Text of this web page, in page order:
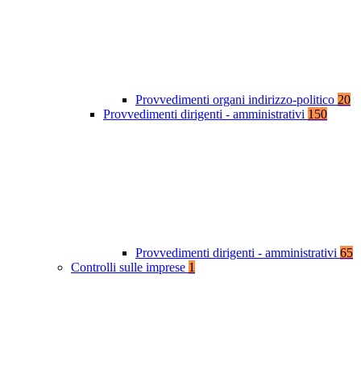
Provvedimenti organi indirizzo-politico 20
Provvedimenti dirigenti - amministrativi 150
Provvedimenti dirigenti - amministrativi 65
Controlli sulle imprese 1